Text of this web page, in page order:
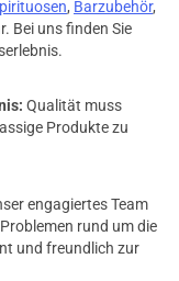
, Barzubehör,
Bei uns finden Sie
Qualität muss
Produkte zu
engagiertes Team
rund um die
und freundlich zur